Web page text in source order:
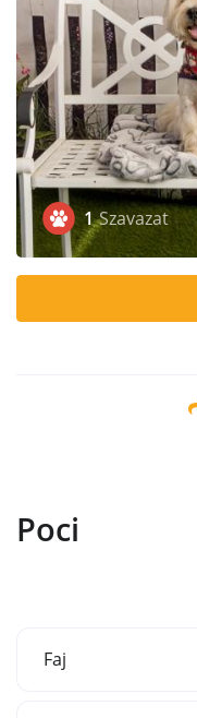
1 Szavazat
Poci
Faj